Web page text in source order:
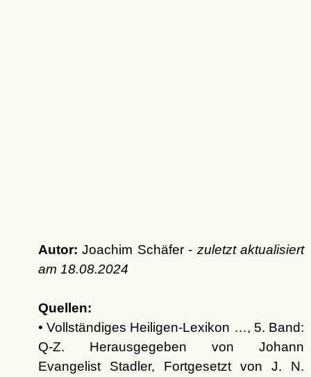
Autor: Joachim Schäfer - zuletzt aktualisiert
am 18.08.2024
Quellen:
• Vollständiges Heiligen-Lexikon …, 5. Band:
Q-Z. Herausgegeben von Johann
Evangelist Stadler, Fortgesetzt von J. N.